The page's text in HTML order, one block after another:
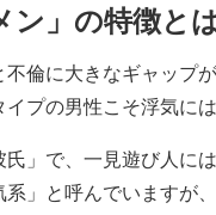
ン」の特徴と
倫に大きなギャップ
プの男性こそ浮気には
」で、一見遊び人に
」と呼んでいますが